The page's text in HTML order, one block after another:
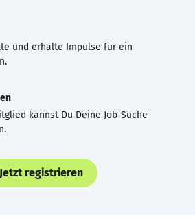
und erhalte Impulse für ein
kannst Du Deine Job-Suche
Jetzt registrieren